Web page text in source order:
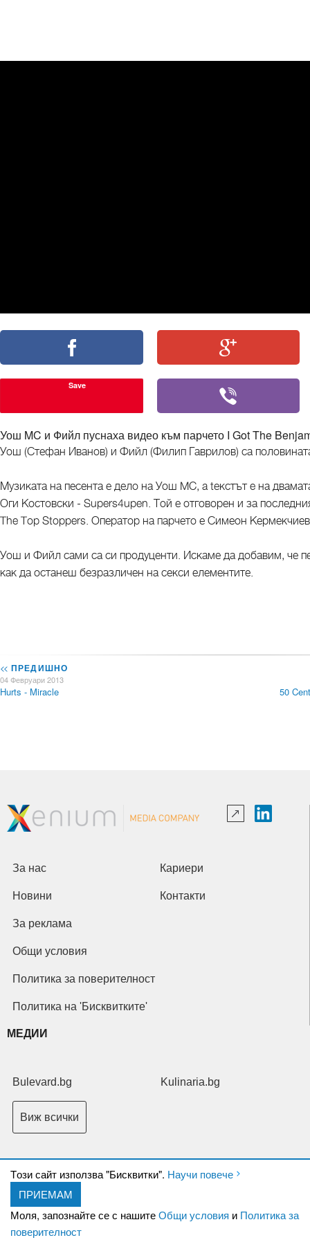
Save
Уош MC и Фийл пуснаха видео към парчето I Got The
Уош (Стефан Иванов) и Фийл (Филип Гаврилов) са
Музиката на песента е дело на Уош MC, a tекстът e на
Оги Костовски - Supers4upen. Той е отговорен и за
The Top Stoppers. Оператор на парчето е Симеон
Уош и Фийл сами са си продуценти. Искаме да добавим, че
как да останеш безразличен на секси елементите.
<< ПРЕДИШНО
04 Февруари 2013
Hurts - Miracle 50
Tози сайт използва "Бисквитки". Научи повече
ПРИЕМАМ
Моля, запознайте се с нашитеОбщи условия и Политика за
поверителност
За нас Кариери
Новини Контакти
За реклама
Общи условия
Политика за поверителност
Политика на 'Бисквитките'
МЕДИИ
Bulevard.bg Kulinaria.bg
Виж всички
Copyright © 2026 Ксениум ООД. Всички права запазени.
XeniumCompany.com